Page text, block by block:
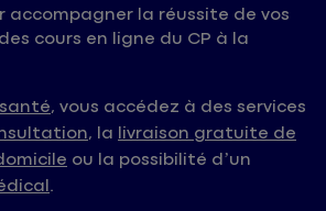
accompagner la réussite de vos
cours en ligne du CP à la
, vous accédez à des services
, la livraison gratuite de
ou la possibilité d’un
.